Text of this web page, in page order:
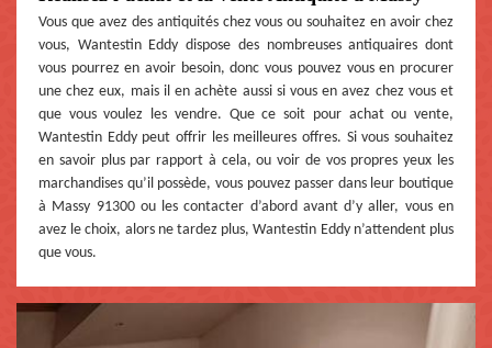
Vous que avez des antiquités chez vous ou souhaitez en avoir chez
vous, Wantestin Eddy dispose des nombreuses antiquaires dont
vous pourrez en avoir besoin, donc vous pouvez vous en procurer
une chez eux, mais il en achète aussi si vous en avez chez vous et
que vous voulez les vendre. Que ce soit pour achat ou vente,
Wantestin Eddy peut offrir les meilleures offres. Si vous souhaitez
en savoir plus par rapport à cela, ou voir de vos propres yeux les
marchandises qu’il possède, vous pouvez passer dans leur boutique
à Massy 91300 ou les contacter d’abord avant d’y aller, vous en
avez le choix, alors ne tardez plus, Wantestin Eddy n’attendent plus
que vous.